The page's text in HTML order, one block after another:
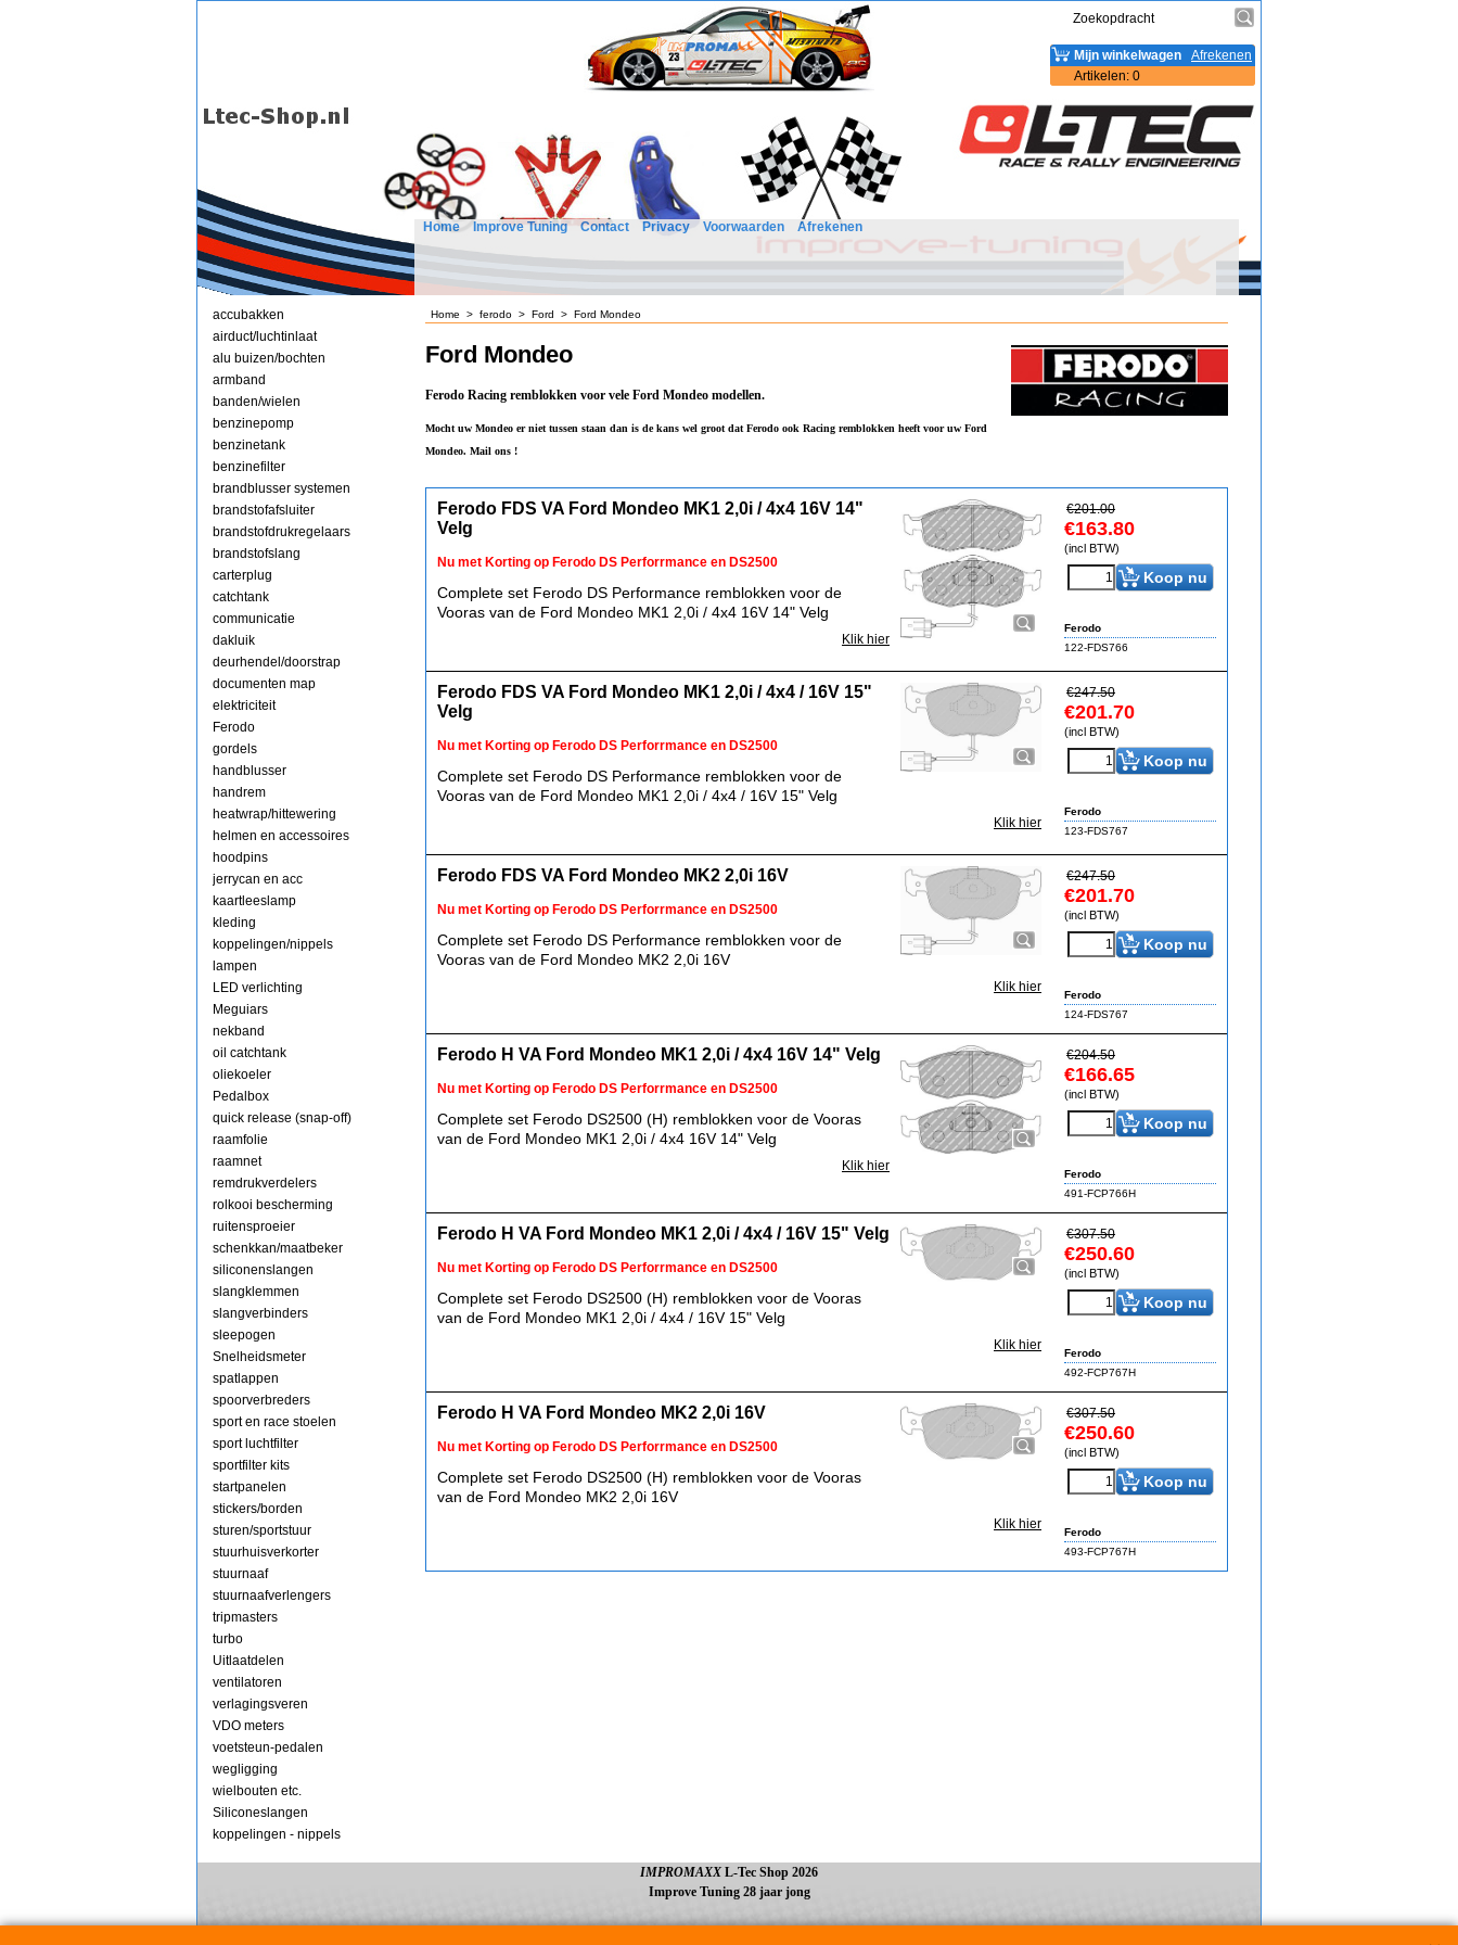
Afrekenen
Mijn winkelwagen
Artikelen: 0
Home Improve Tuning Contact Privacy Voorwaarden Afrekenen
accubakken
airduct/luchtinlaat
alu buizen/bochten
armband
banden/wielen
benzinepomp
benzinetank
benzinefilter
brandblusser systemen
brandstofafsluiter
brandstofdrukregelaars
brandstofslang
carterplug
catchtank
communicatie
dakluik
deurhendel/doorstrap
documenten map
elektriciteit
Ferodo
gordels
handblusser
handrem
heatwrap/hittewering
helmen en accessoires
hoodpins
jerrycan en acc
kaartleeslamp
kleding
koppelingen/nippels
lampen
LED verlichting
Meguiars
nekband
oil catchtank
oliekoeler
Pedalbox
quick release (snap-off)
raamfolie
raamnet
remdrukverdelers
rolkooi bescherming
ruitensproeier
schenkkan/maatbeker
siliconenslangen
slangklemmen
slangverbinders
sleepogen
Snelheidsmeter
spatlappen
spoorverbreders
sport en race stoelen
sport luchtfilter
sportfilter kits
startpanelen
stickers/borden
sturen/sportstuur
stuurhuisverkorter
stuurnaaf
stuurnaafverlengers
tripmasters
turbo
Uitlaatdelen
ventilatoren
verlagingsveren
VDO meters
voetsteun-pedalen
wegligging
wielbouten etc.
Siliconeslangen
koppelingen - nippels
Home > ferodo > Ford > Ford Mondeo
Ford Mondeo
Ferodo Racing remblokken voor vele Ford Mondeo modellen.
Mocht uw Mondeo er niet tussen staan dan is de kans wel groot dat Ferodo ook Racing remblokken heeft voor uw Ford
Mondeo. Mail ons !
€201.00
€163.80
(incl BTW)
Koop nu
Ferodo
122-FDS766
Ferodo FDS VA Ford Mondeo MK1 2,0i / 4x4 16V 14"
Velg
Nu met Korting op Ferodo DS Perforrmance en DS2500
Complete set Ferodo DS Performance remblokken voor de
Vooras van de Ford Mondeo MK1 2,0i / 4x4 16V 14" Velg
Klik hier
€247.50
€201.70
(incl BTW)
Koop nu
Ferodo
123-FDS767
Ferodo FDS VA Ford Mondeo MK1 2,0i / 4x4 / 16V 15"
Velg
Nu met Korting op Ferodo DS Perforrmance en DS2500
Complete set Ferodo DS Performance remblokken voor de
Vooras van de Ford Mondeo MK1 2,0i / 4x4 / 16V 15" Velg
Klik hier
€247.50
€201.70
(incl BTW)
Koop nu
Ferodo
124-FDS767
Ferodo FDS VA Ford Mondeo MK2 2,0i 16V
Nu met Korting op Ferodo DS Perforrmance en DS2500
Complete set Ferodo DS Performance remblokken voor de
Vooras van de Ford Mondeo MK2 2,0i 16V
Klik hier
€204.50
€166.65
(incl BTW)
Koop nu
Ferodo
491-FCP766H
Ferodo H VA Ford Mondeo MK1 2,0i / 4x4 16V 14" Velg
Nu met Korting op Ferodo DS Perforrmance en DS2500
Complete set Ferodo DS2500 (H) remblokken voor de Vooras
van de Ford Mondeo MK1 2,0i / 4x4 16V 14" Velg
Klik hier
€307.50
€250.60
(incl BTW)
Koop nu
Ferodo
492-FCP767H
Ferodo H VA Ford Mondeo MK1 2,0i / 4x4 / 16V 15" Velg
Nu met Korting op Ferodo DS Perforrmance en DS2500
Complete set Ferodo DS2500 (H) remblokken voor de Vooras
van de Ford Mondeo MK1 2,0i / 4x4 / 16V 15" Velg
Klik hier
€307.50
€250.60
(incl BTW)
Koop nu
Ferodo
493-FCP767H
Ferodo H VA Ford Mondeo MK2 2,0i 16V
Nu met Korting op Ferodo DS Perforrmance en DS2500
Complete set Ferodo DS2500 (H) remblokken voor de Vooras
van de Ford Mondeo MK2 2,0i 16V
Klik hier
IMPROMAXX L-Tec Shop 2026
Improve Tuning 28 jaar jong